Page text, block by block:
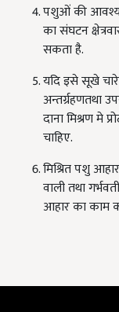
पशुओं की
का संघटन
सकता है.
यदि इसे सूखे
अन्तर्ग्रहणतथा
दाना मिश्रण मे
चाहिए.
मिश्रित पशु
वाली तथा
आहार का काम